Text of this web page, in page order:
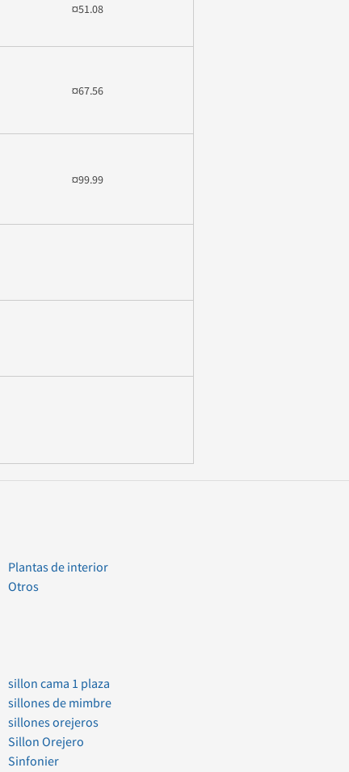
¤51.08
¤67.56
¤99.99
Plantas de interior
Otros
sillon cama 1 plaza
sillones de mimbre
sillones orejeros
Sillon Orejero
Sinfonier